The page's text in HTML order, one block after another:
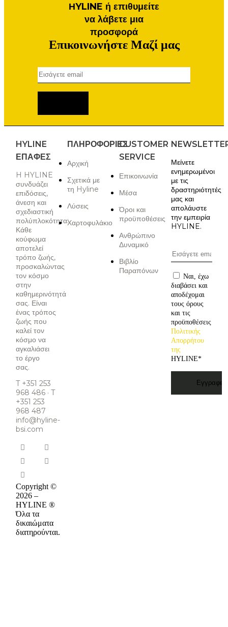
ΗYLINE ή επιθυμείτε
να λάβετε μια
προσφορά
Επικοινωνήστε Μαζί μας
Email*
HYLINE
ΕΠΑΦΈΣ
H HYLINE
συνδυάζει
επιδόσεις,
άνεση και
σχεδιαστική
πολύπλοκότητα:
Κάθε
κούφωμα
αποτελεί
τρόπο ζωής,
προσκαλώντας
τον κόσμο
στην
καθημερινότητά
σας. Είναι
ένας τρόπος
ζωής που
καλεί τον
κόσμο να
αγκαλιάσει
το έργο
σας.
T +351 253
968 486 · T
+351 253
968 487
info@hyline-
bsi.com
Copyright ©
2026 –
HYLINE ®
Όλα τα
δικαιώματα
διατηρούνται.
ΠΛΗΡΟΦΟΡΙΕΣ
Αρχική
Σχετικά με
τη Hyline
Λύσεις
Χαρτοφυλάκιο
CUSTOMER
SERVICE
Επικοινωνία
Μέσα
Όροι και
προϋποθέσεις
Ανθρώπινο
Δυναμικό
Βιβλίο
Παραπόνων
Μείνετε
ενημερωμένοι
με τις
δραστηριότητές
μας και
απολάυστε
την εμπειρία
HYLINE.
Ναι, έχω
διαβάσει και
αποδέχομαι
τους όρους
και τις
προϋποθέσεις
Πολιτικής
Απορρήτου
της
HYLINE*